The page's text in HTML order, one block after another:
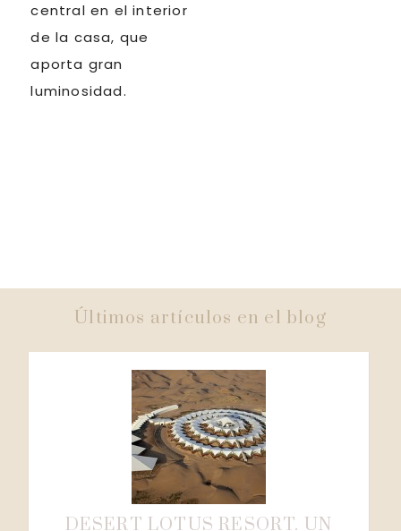
central en el interior
de la casa, que
aporta gran
luminosidad.
Últimos artículos en el blog
DESERT LOTUS RESORT. UN